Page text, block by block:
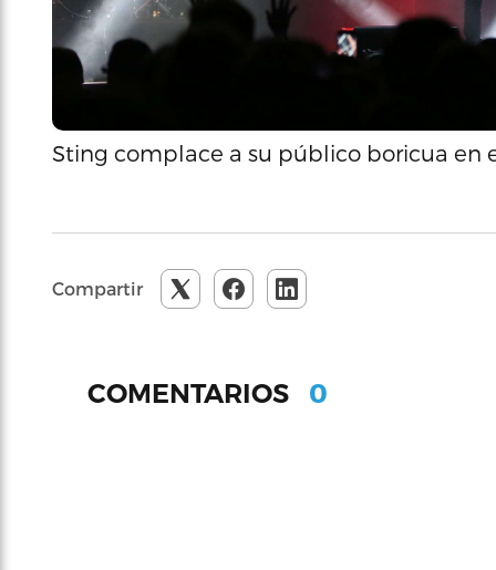
Sting complace a su público boricua en
Compartir
COMENTARIOS 0